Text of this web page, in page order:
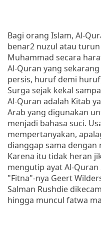
Bagi orang Islam, Al-
benar2 nuzul atau
Muhammad secara
Al-Quran yang
persis, huruf demi
Surga sejak kekal
Al-Quran adalah Kitab
Arab yang digunakan
menjadi bahasa suci.
mempertanyakan,
dianggap sama
Karena itu tidak heran
mengutip ayat Al-
"Fitna"-nya Geert
Salman Rushdie
hingga muncul fatwa